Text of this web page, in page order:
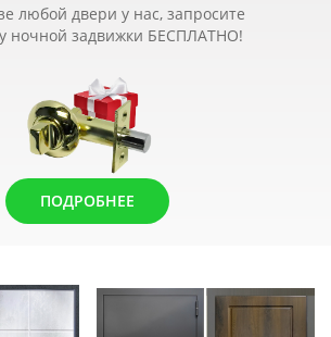
любой двери у нас, запросите
ночной задвижки БЕСПЛАТНО!
ПОДРОБНЕЕ